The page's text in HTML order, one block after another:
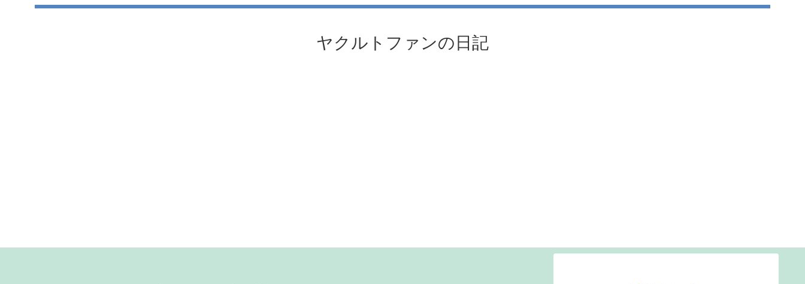
ヤクルトファンの日記